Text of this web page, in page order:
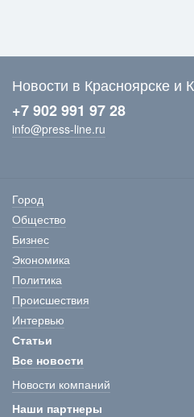
Новости в Красноярске и
+7 902 991 97 28
info@press-line.ru
Город
Общество
Бизнес
Экономика
Политика
Происшествия
Интервью
Статьи
Все новости
Новости компаний
Наши партнеры